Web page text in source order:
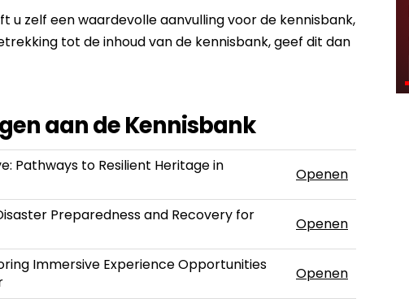
u zelf een waardevolle aanvulling voor de kennisbank,
tot de inhoud van de kennisbank, geef dit dan
aan de Kennisbank
Pathways to Resilient Heritage in
Openen
Preparedness and Recovery for
Openen
Immersive Experience Opportunities
Openen